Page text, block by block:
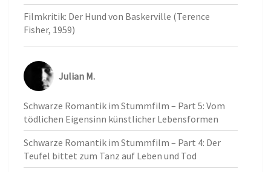
Filmkritik: Der Hund von Baskerville (Terence
Fisher, 1959)
Julian M.
Schwarze Romantik im Stummfilm – Part 5: Vom
tödlichen Eigensinn künstlicher Lebensformen
Schwarze Romantik im Stummfilm – Part 4: Der
Teufel bittet zum Tanz auf Leben und Tod